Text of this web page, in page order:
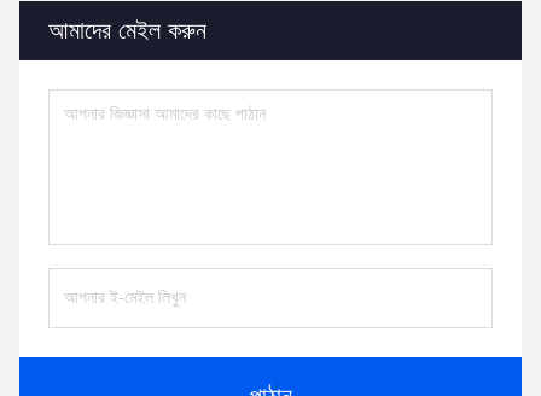
আমাদের মেইল ​​করুন